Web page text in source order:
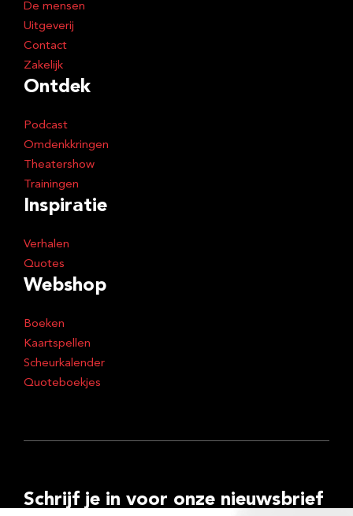
De mensen
Uitgeverij
Contact
Zakelijk
Ontdek
Podcast
Omdenkkringen
Theatershow
Trainingen
Inspiratie
Verhalen
Quotes
Webshop
Boeken
Kaartspellen
Scheurkalender
Quoteboekjes
Schrijf je in voor onze nieuwsbrief